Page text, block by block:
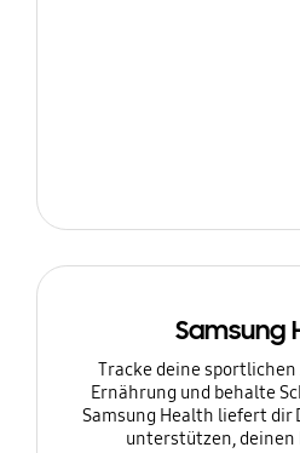
Samsung
Tracke deine
Ernährung und behalte
Samsung Health liefert dir
unterstützen, deinen